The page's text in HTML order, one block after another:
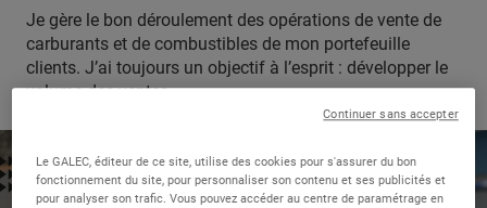
Je gère le bon déroulement des opérations de vente de
carburants et de combustibles de mon portefeuille
clients. J’ai toujours un objectif à l’esprit : développer le
volume des ventes.
Le GALEC, éditeur de ce site, utilise des cookies pour s'assurer du bon
fonctionnement du site, pour personnaliser son contenu et ses publicités et
pour analyser son trafic. Vous pouvez accéder au centre de paramétrage en
Continuer sans accepter